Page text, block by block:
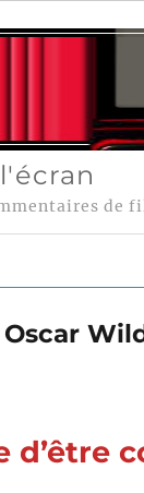
de
Oscar
d’être